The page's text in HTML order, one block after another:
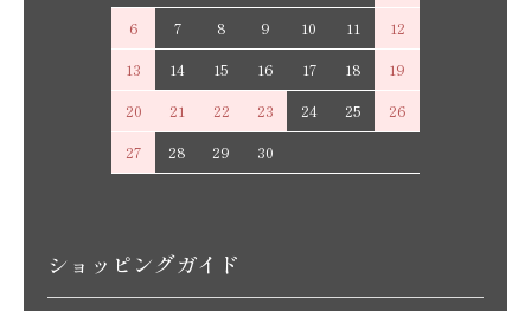
6
7 8 9 10 11
12
13
14 15 16 17 18
19
20
21 22 23 24 25
26
27
28 29 30
ショッピングガイド